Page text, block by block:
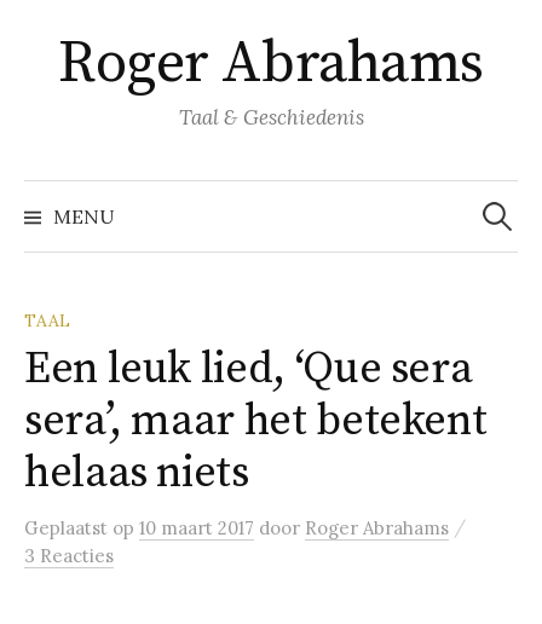
inhoud
springen
Roger Abrahams
Taal & Geschiedenis
MENU
Zoeken
naar:
TAAL
Een leuk lied, ‘Que sera
sera’, maar het betekent
helaas niets
Geplaatst op 10 maart 2017 door Roger Abrahams /
3 Reacties